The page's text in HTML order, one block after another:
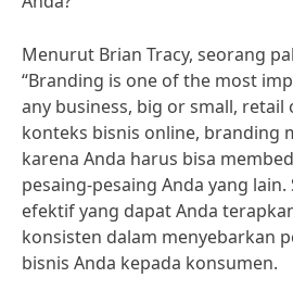
Menurut Brian Tracy, seorang
“Branding is one of the most
any business, big or small, retail
konteks bisnis online, branding
karena Anda harus bisa
pesaing-pesaing Anda yang
efektif yang dapat Anda
konsisten dalam menyebarkan
bisnis Anda kepada konsumen.